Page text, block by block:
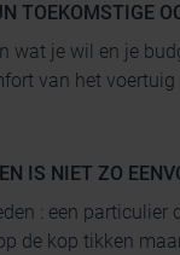
TOEKOMSTIGE
wat je wil en je
van het
IS NIET ZO
: een
de kop tikken